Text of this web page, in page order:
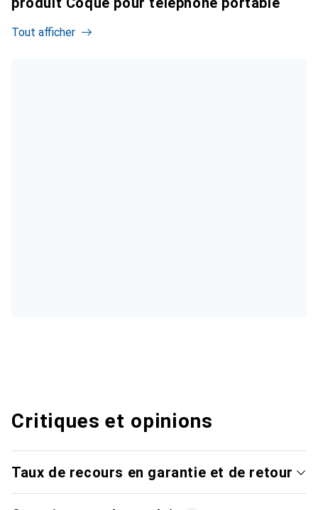
Tout afficher
Critiques et opinions
Taux de recours en garantie et de retour